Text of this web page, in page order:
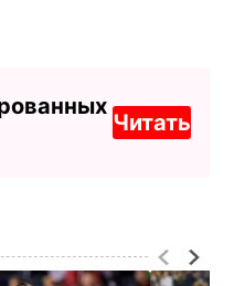
Читать